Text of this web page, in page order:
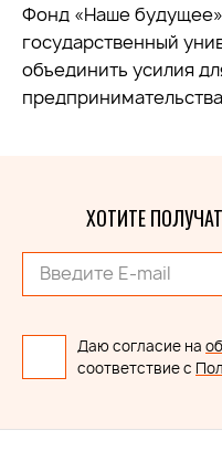
Фонд «Наше
государственный
объединить усилия
ХОТИТЕ
Даю согласие на
соответствие с